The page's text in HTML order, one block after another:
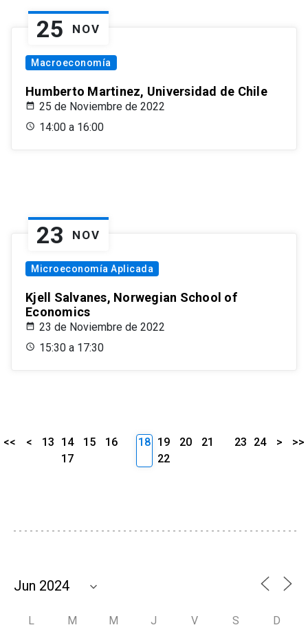
25 NOV
Macroeconomía
Humberto Martinez, Universidad de Chile
25 de Noviembre de 2022
14:00 a 16:00
23 NOV
Microeconomía Aplicada
Kjell Salvanes, Norwegian School of
Economics
23 de Noviembre de 2022
15:30 a 17:30
<< < 13 14 15
16
17
18 19 20
21
22
23 24 > >>
L M M J V S D